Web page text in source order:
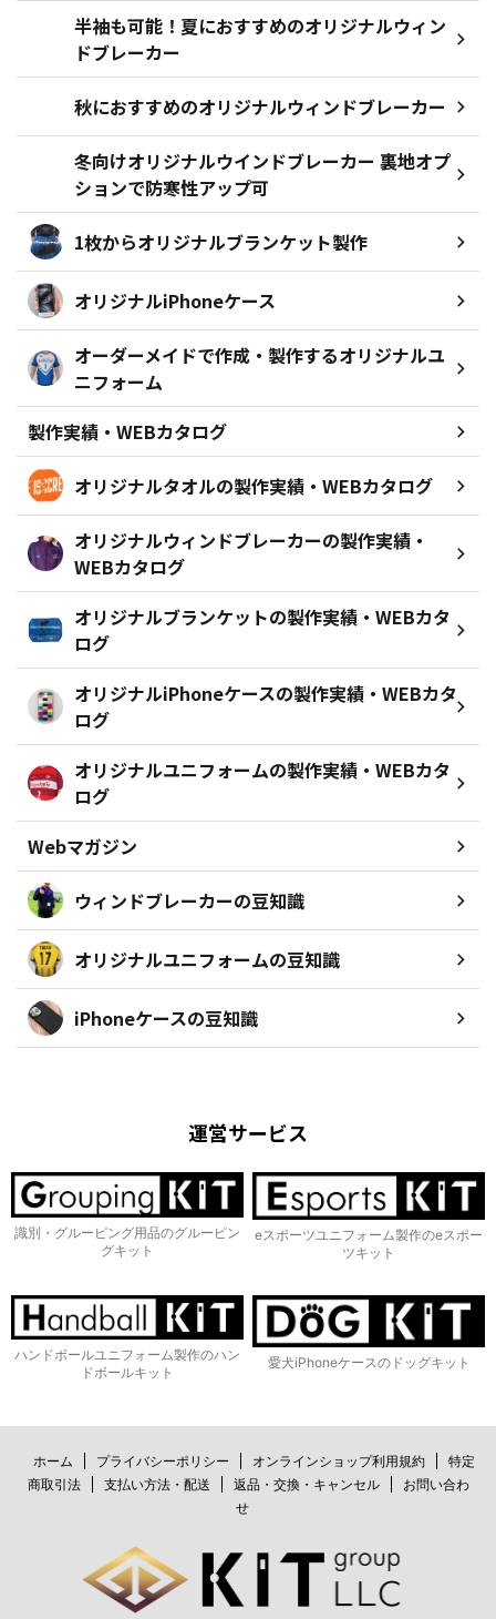
半袖も可能！夏におすすめのオリジナルウィン
ドブレーカー
秋におすすめのオリジナルウィンドブレーカー
冬向けオリジナルウインドブレーカー 裏地オプ
ションで防寒性アップ可
1枚からオリジナルブランケット製作
オリジナルiPhoneケース
オーダーメイドで作成・製作するオリジナルユ
ニフォーム
製作実績・WEBカタログ
オリジナルタオルの製作実績・WEBカタログ
オリジナルウィンドブレーカーの製作実績・
WEBカタログ
オリジナルブランケットの製作実績・WEBカタ
ログ
オリジナルiPhoneケースの製作実績・WEBカタ
ログ
オリジナルユニフォームの製作実績・WEBカタ
ログ
Webマガジン
ウィンドブレーカーの豆知識
オリジナルユニフォームの豆知識
iPhoneケースの豆知識
運営サービス
識別・グルーピング用品のグルーピン
グキット
eスポーツユニフォーム製作のeスポー
ツキット
ハンドボールユニフォーム製作のハン
ドボールキット
愛犬iPhoneケースのドッグキット
ホーム プライバシーポリシー オンラインショップ利用規約
特定
商取引法
支払い方法・配送 返品・交換・キャンセル
お問い合わ
せ